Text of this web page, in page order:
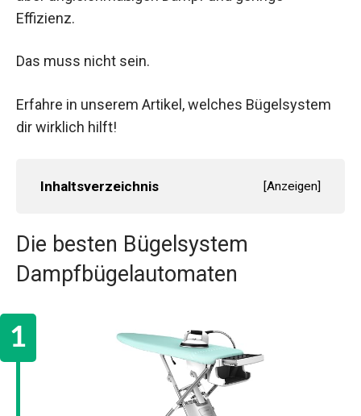
Effizienz.
Das muss nicht sein.
Erfahre in unserem Artikel, welches Bügelsystem
dir wirklich hilft!
Inhaltsverzeichnis [Anzeigen]
Die besten Bügelsystem
Dampfbügelautomaten